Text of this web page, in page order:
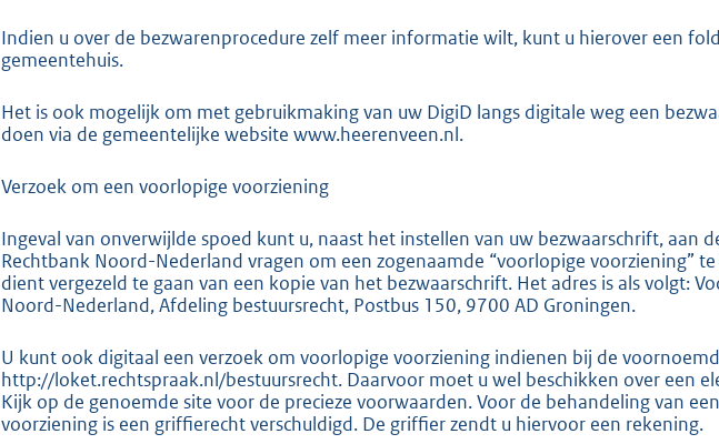
Indien u over de bezwarenprocedure zelf meer informatie wilt, kunt u hierover een
gemeentehuis.
Het is ook mogelijk om met gebruikmaking van uw DigiD langs digitale weg een
doen via de gemeentelijke website www.heerenveen.nl.
Verzoek om een voorlopige voorziening
Ingeval van onverwijlde spoed kunt u, naast het instellen van uw bezwaarschrift, aan
Rechtbank Noord-Nederland vragen om een zogenaamde “voorlopige voorziening”
dient vergezeld te gaan van een kopie van het bezwaarschrift. Het adres is als volgt:
Noord-Nederland, Afdeling bestuursrecht, Postbus 150, 9700 AD Groningen.
U kunt ook digitaal een verzoek om voorlopige voorziening indienen bij de
http://loket.rechtspraak.nl/bestuursrecht. Daarvoor moet u wel beschikken over een
Kijk op de genoemde site voor de precieze voorwaarden. Voor de behandeling van
voorziening is een griffierecht verschuldigd. De griffier zendt u hiervoor een rekening.